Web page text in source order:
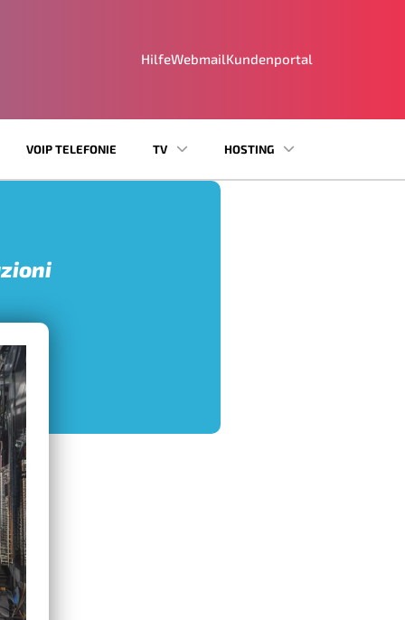
HilfeWebmailKundenportal
VOIP TELEFONIE TV HOSTING